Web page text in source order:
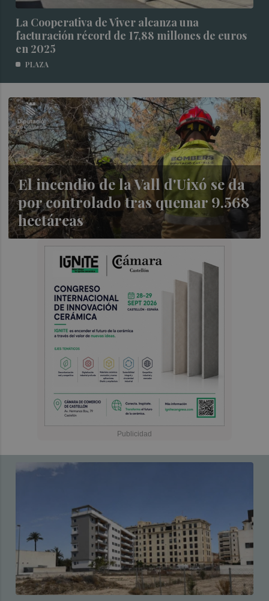
La Cooperativa de Viver alcanza una
facturación récord de 17,88 millones de euros
en 2025
PLAZA
El incendio de la Vall d'Uixó se da
por controlado tras quemar 9.568
hectáreas